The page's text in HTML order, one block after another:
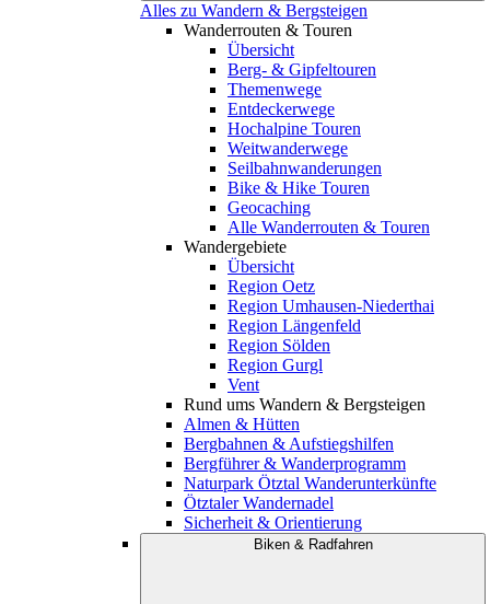
Alles zu Wandern & Bergsteigen
Wanderrouten & Touren
Übersicht
Berg- & Gipfeltouren
Themenwege
Entdeckerwege
Hochalpine Touren
Weitwanderwege
Seilbahnwanderungen
Bike & Hike Touren
Geocaching
Alle Wanderrouten & Touren
Wandergebiete
Übersicht
Region Oetz
Region Umhausen-Niederthai
Region Längenfeld
Region Sölden
Region Gurgl
Vent
Rund ums Wandern & Bergsteigen
Almen & Hütten
Bergbahnen & Aufstiegshilfen
Bergführer & Wanderprogramm
Naturpark Ötztal Wanderunterkünfte
Ötztaler Wandernadel
Sicherheit & Orientierung
Biken & Radfahren